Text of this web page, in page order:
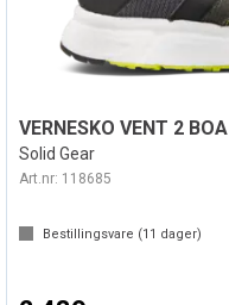
VERNESKO VENT 2 BOA
Solid Gear
Art.nr: 118685
Bestillingsvare (11 dager)